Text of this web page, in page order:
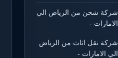
شركة شحن من الرياض الي
الامارات -
شركة نقل اثاث من الرياض
الي الامارات -